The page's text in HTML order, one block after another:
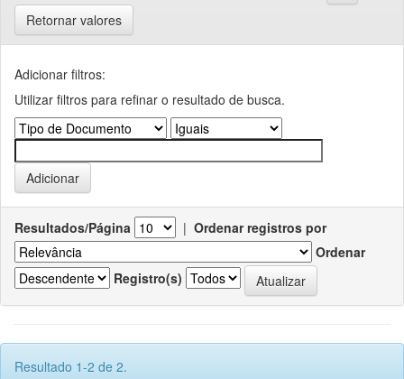
Retornar valores
Adicionar filtros:
Utilizar filtros para refinar o resultado de busca.
Resultados/Página | Ordenar registros por
Ordenar
Registro(s)
Resultado 1-2 de 2.